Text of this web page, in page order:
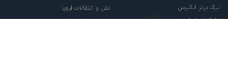
لیگ برتر انگلیس
لالیگا اسپانیا
نقل و انتقالات اروپا
نقل و انتقالات ایران